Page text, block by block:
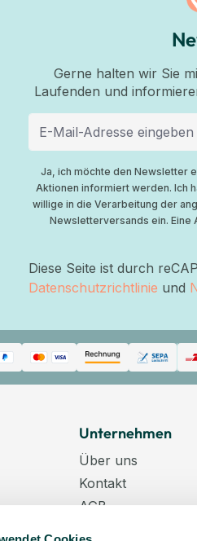
Gerne halten wir Sie
Laufenden und
Ja, ich möchte den Newsletter
Aktionen informiert werden. Ich
willige in die Verarbeitung der
Newsletterversands ein.
Diese Seite ist durch
Datenschutzrichtlinie und
Unternehmen
Über uns
Kontakt
AGB